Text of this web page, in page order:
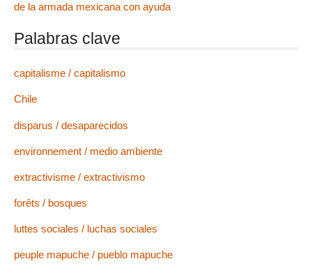
de la armada mexicana con ayuda
Palabras clave
capitalisme / capitalismo
Chile
disparus / desaparecidos
environnement / medio ambiente
extractivisme / extractivismo
forêts / bosques
luttes sociales / luchas sociales
peuple mapuche / pueblo mapuche